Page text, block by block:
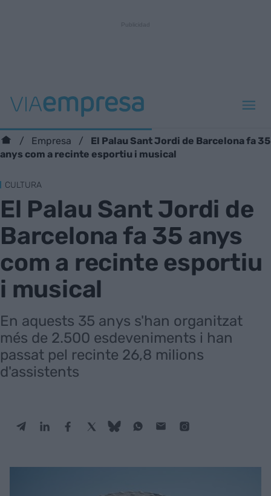
Empresa
El Palau Sant Jordi de Barcelona fa 35
anys com a recinte esportiu i musical
CULTURA
El Palau Sant Jordi de
Barcelona fa 35 anys
com a recinte esportiu
i musical
En aquests 35 anys s'han organitzat
més de 2.500 esdeveniments i han
passat pel recinte 26,8 milions
d'assistents